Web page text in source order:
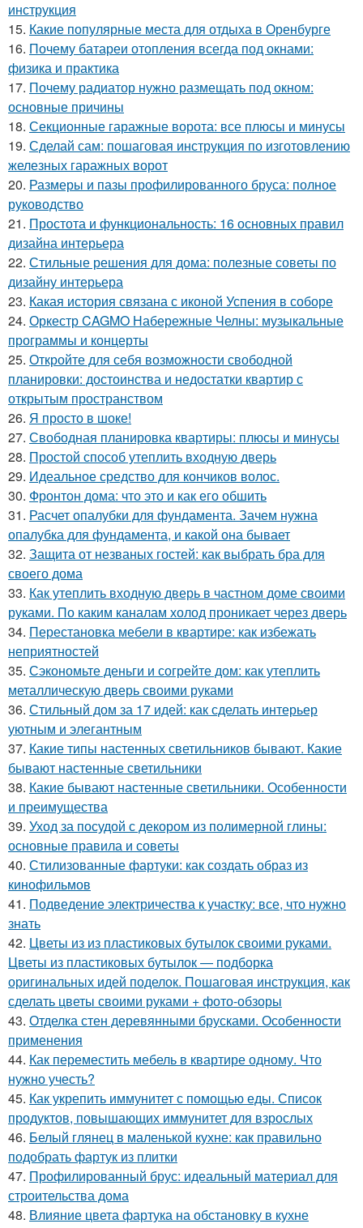
инструкция
15. Какие популярные места для отдыха в Оренбурге
16. Почему батареи отопления всегда под окнами:
физика и практика
17. Почему радиатор нужно размещать под окном:
основные причины
18. Секционные гаражные ворота: все плюсы и минусы
19. Сделай сам: пошаговая инструкция по изготовлению
железных гаражных ворот
20. Размеры и пазы профилированного бруса: полное
руководство
21. Простота и функциональность: 16 основных правил
дизайна интерьера
22. Стильные решения для дома: полезные советы по
дизайну интерьера
23. Какая история связана с иконой Успения в соборе
24. Оркестр CAGMO Набережные Челны: музыкальные
программы и концерты
25. Откройте для себя возможности свободной
планировки: достоинства и недостатки квартир с
открытым пространством
26. Я просто в шоке!
27. Свободная планировка квартиры: плюсы и минусы
28. Простой способ утеплить входную дверь
29. Идеальное средство для кончиков волос.
30. Фронтон дома: что это и как его обшить
31. Расчет опалубки для фундамента. Зачем нужна
опалубка для фундамента, и какой она бывает
32. Защита от незваных гостей: как выбрать бра для
своего дома
33. Как утеплить входную дверь в частном доме своими
руками. По каким каналам холод проникает через дверь
34. Перестановка мебели в квартире: как избежать
неприятностей
35. Сэкономьте деньги и согрейте дом: как утеплить
металлическую дверь своими руками
36. Стильный дом за 17 идей: как сделать интерьер
уютным и элегантным
37. Какие типы настенных светильников бывают. Какие
бывают настенные светильники
38. Какие бывают настенные светильники. Особенности
и преимущества
39. Уход за посудой с декором из полимерной глины:
основные правила и советы
40. Стилизованные фартуки: как создать образ из
кинофильмов
41. Подведение электричества к участку: все, что нужно
знать
42. Цветы из из пластиковых бутылок своими руками.
Цветы из пластиковых бутылок — подборка
оригинальных идей поделок. Пошаговая инструкция, как
сделать цветы своими руками + фото-обзоры
43. Отделка стен деревянными брусками. Особенности
применения
44. Как переместить мебель в квартире одному. Что
нужно учесть?
45. Как укрепить иммунитет с помощью еды. Список
продуктов, повышающих иммунитет для взрослых
46. Белый глянец в маленькой кухне: как правильно
подобрать фартук из плитки
47. Профилированный брус: идеальный материал для
строительства дома
48. Влияние цвета фартука на обстановку в кухне